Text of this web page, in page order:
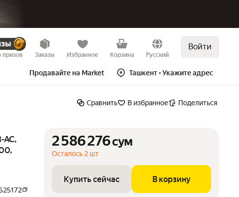
призов Заказы Избранное Корзина Русский
Войти
Продавайте на Market Ташкент• Укажите адрес
Сравнить В избранное Поделиться
AC,
2 586 276сум
Осталось 2 шт
Купить сейчас В корзину
сум Купить сейчас В корзину